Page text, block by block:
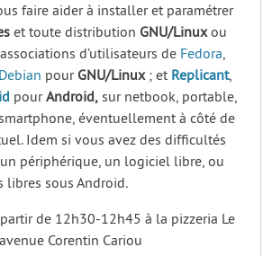
faire aider à installer et paramétrer
et toute distribution GNU/Linuxou
d’utilisateurs de Fedora,
Debian pour GNU/Linux; et Replicant,
pourAndroid, sur netbook, portable,
éventuellement à côté de
Idem si vous avez des difficultés
périphérique, un logiciel libre, ou
libres sous Android.
de 12h30-12h45 à la pizzeria Le
Corentin Cariou